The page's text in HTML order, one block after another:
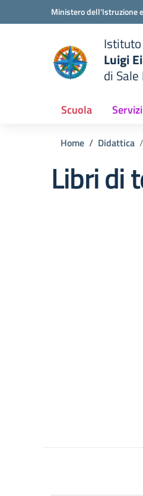
Vai ai contenuti
Vai al menu di navigazione
Ministero dell'Istruzione
scuola
Luigi
di
Scuola Servizi
Home Didattica
Libri di